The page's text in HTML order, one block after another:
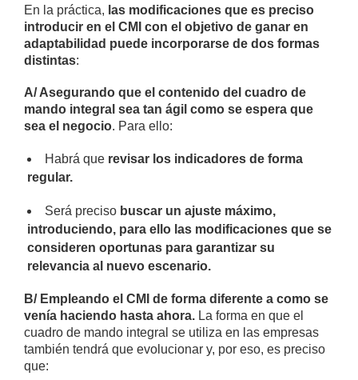
En la práctica, las modificaciones que es preciso
introducir en el CMI con el objetivo de ganar en
adaptabilidad puede incorporarse de dos formas
distintas:
A/ Asegurando que el contenido del cuadro de
mando integral sea tan ágil como se espera que
sea el negocio. Para ello:
Habrá que revisar los indicadores de forma
regular.
Será preciso buscar un ajuste máximo,
introduciendo, para ello las modificaciones que se
consideren oportunas para garantizar su
relevancia al nuevo escenario.
B/ Empleando el CMI de forma diferente a como se
venía haciendo hasta ahora. La forma en que el
cuadro de mando integral se utiliza en las empresas
también tendrá que evolucionar y, por eso, es preciso
que: